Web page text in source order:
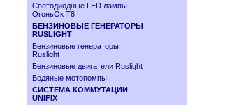
Cветодиодные LED лампы
ОгоньОк Т8
БЕНЗИНОВЫЕ ГЕНЕРАТОРЫ
RUSLIGHT
Бензиновые генераторы
Ruslight
Бензиновые двигатели Ruslight
Водяные мотопомпы
СИСТЕМА КОММУТАЦИИ
UNIFIX